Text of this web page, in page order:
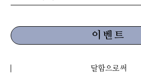
이벤트
달함으로써